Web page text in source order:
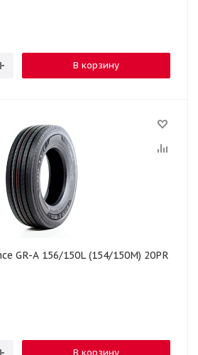
В корзину
GR-A 156/150L (154/150M) 20PR
В корзину